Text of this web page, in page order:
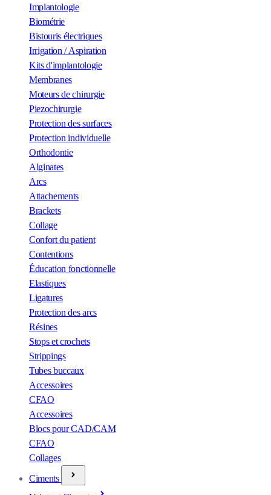
Implantologie
Biométrie
Bistouris électriques
Irrigation / Aspiration
Kits d'implantologie
Membranes
Moteurs de chirurgie
Piezochirurgie
Protection des surfaces
Protection individuelle
Orthodontie
Alginates
Arcs
Attachements
Brackets
Collage
Confort du patient
Contentions
Éducation fonctionnelle
Elastiques
Ligatures
Protection des arcs
Résines
Stops et crochets
Strippings
Tubes buccaux
Accessoires
CFAO
Accessoires
Blocs pour CAD/CAM
CFAO
Collages
Ciments